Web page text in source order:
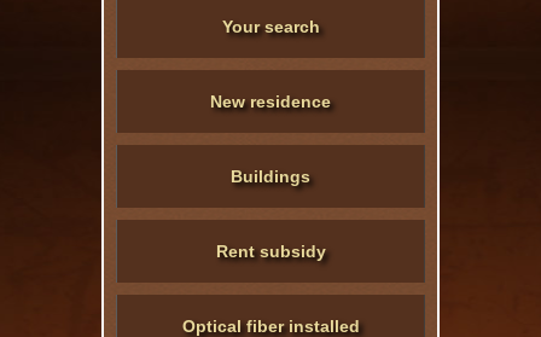
Your search
New residence
Buildings
Rent subsidy
Optical fiber installed